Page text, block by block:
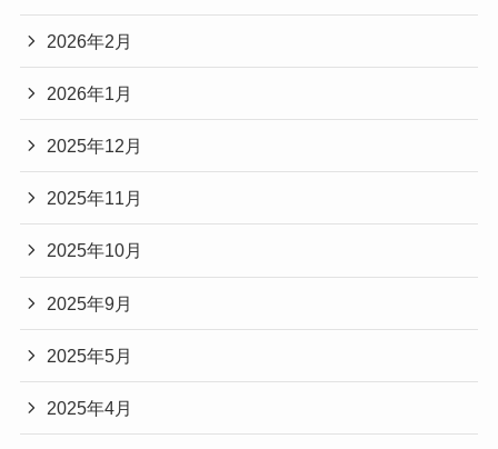
2026年2月
2026年1月
2025年12月
2025年11月
2025年10月
2025年9月
2025年5月
2025年4月